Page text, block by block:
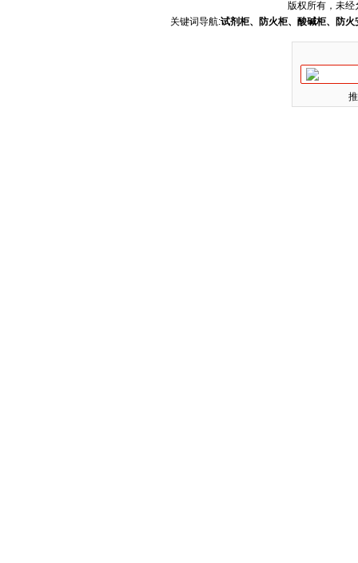
版权所有，未经
关键词导航:试剂柜、防火柜、酸碱柜、防